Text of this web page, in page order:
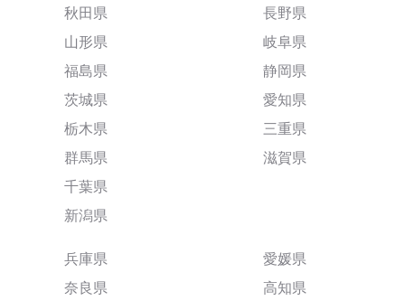
秋田県
山形県
福島県
茨城県
栃木県
群馬県
千葉県
新潟県
長野県
岐阜県
静岡県
愛知県
三重県
滋賀県
兵庫県
奈良県
愛媛県
高知県